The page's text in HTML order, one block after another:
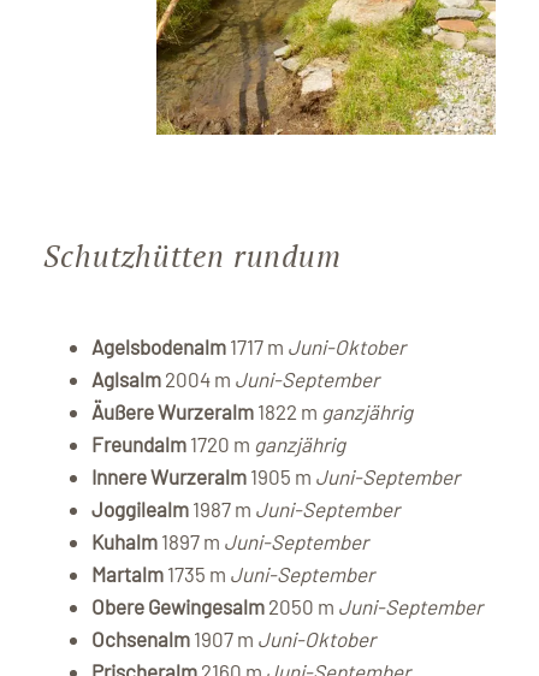
Schutzhütten rundum
Agelsbodenalm 1717 m Juni-Oktober
Aglsalm 2004 m Juni-September
Äußere Wurzeralm 1822 m ganzjährig
Freundalm 1720 m ganzjährig
Innere Wurzeralm 1905 m Juni-September
Joggilealm 1987 m Juni-September
Kuhalm 1897 m Juni-September
Martalm 1735 m Juni-September
Obere Gewingesalm 2050 m Juni-September
Ochsenalm 1907 m Juni-Oktober